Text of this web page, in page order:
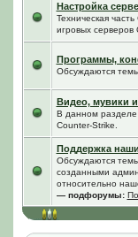
Настройка
Техническая
игровых серверов
Программы,
Обсуждаются
Видео, мувики
В данном разделе
Counter-Strike.
Поддержка
Обсуждаются
созданными
относительно
— подфорумы: